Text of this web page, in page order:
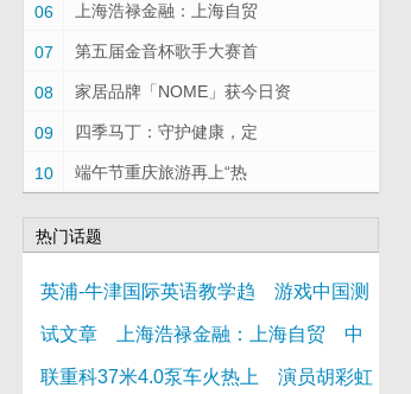
06 上海浩禄金融：上海自贸
07 第五届金音杯歌手大赛首
08 家居品牌「NOME」获今日资
09 四季马丁：守护健康，定
10 端午节重庆旅游再上“热
热门话题
英浦-牛津国际英语教学趋 游戏中国测
试文章 上海浩禄金融：上海自贸 中
联重科37米4.0泵车火热上 演员胡彩虹